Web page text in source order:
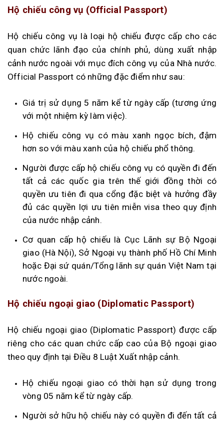
Hộ chiếu công vụ (Official Passport)
Hộ chiếu công vụ là loại hộ chiếu được cấp cho các
quan chức lãnh đạo của chính phủ, dùng xuất nhập
cảnh nước ngoài với mục đích công vụ của Nhà nước.
Official Passport có những đặc điểm như sau:
Giá trị sử dụng 5 năm kể từ ngày cấp (tương ứng
với một nhiệm kỳ làm việc).
Hộ chiếu công vụ có màu xanh ngọc bích, đậm
hơn so với màu xanh của hộ chiếu phổ thông.
Người được cấp hộ chiếu công vụ có quyền đi đến
tất cả các quốc gia trên thế giới đồng thời có
quyền ưu tiên đi qua cổng đặc biệt và hưởng đầy
đủ các quyền lợi ưu tiên miễn visa theo quy định
của nước nhập cảnh.
Cơ quan cấp hộ chiếu là Cục Lãnh sự Bộ Ngoại
giao (Hà Nội), Sở Ngoại vụ thành phố Hồ Chí Minh
hoặc Đại sứ quán/Tổng lãnh sự quán Việt Nam tại
nước ngoài.
Hộ chiếu ngoại giao (Diplomatic Passport)
Hộ chiếu ngoại giao (Diplomatic Passport) được cấp
riêng cho các quan chức cấp cao của Bộ ngoại giao
theo quy định tại Điều 8 Luật Xuất nhập cảnh.
Hộ chiếu ngoại giao có thời hạn sử dụng trong
vòng 05 năm kể từ ngày cấp.
Người sở hữu hộ chiếu này có quyền đi đến tất cả